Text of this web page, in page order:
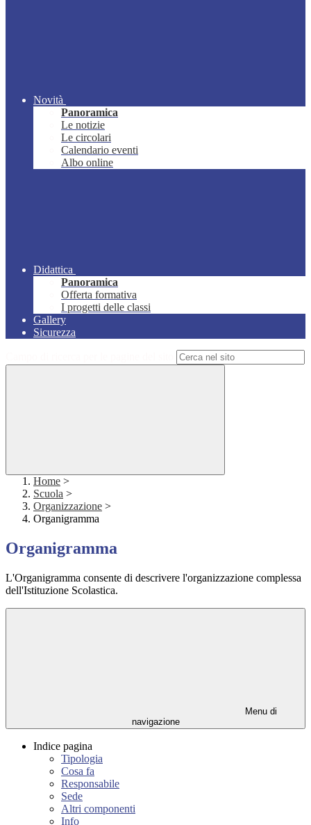
Novità
Panoramica
Le notizie
Le circolari
Calendario eventi
Albo online
Didattica
Panoramica
Offerta formativa
I progetti delle classi
Gallery
Sicurezza
Home >
Scuola >
Organizzazione >
Organigramma
Organigramma
L'Organigramma consente di descrivere l'organizzazione complessa
dell'Istituzione Scolastica.
Menu di
navigazione
Indice pagina
Tipologia
Cosa fa
Responsabile
Sede
Altri componenti
Info